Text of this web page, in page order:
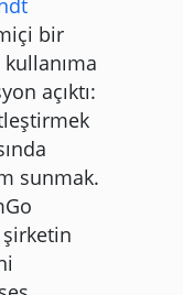
bir
açıktı:
sunmak.
şirketin